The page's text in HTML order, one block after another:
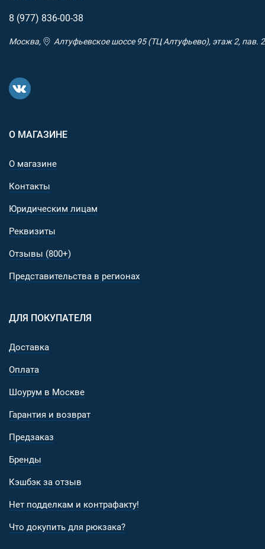
8 (977) 836-00-38
Москва, Алтуфьевское шоссе 95 (ТЦ Алтуфьево), этаж 2, пав. 2
О МАГАЗИНЕ
О магазине
Контакты
Юридическим лицам
Реквизиты
Отзывы (800+)
Представительства в регионах
ДЛЯ ПОКУПАТЕЛЯ
Доставка
Оплата
Шоурум в Москве
Гарантия и возврат
Предзаказ
Бренды
Кэшбэк за отзыв
Нет подделкам и контрафакту!
Что докупить для рюкзака?